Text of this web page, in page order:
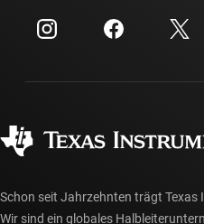
Investorenbeziehungen
Kundensupportzentrum
myTI-Konto FAQs
Häufig gestellte Fragen zu
Schon seit Jahrzehnten trägt
Wir sind ein globales